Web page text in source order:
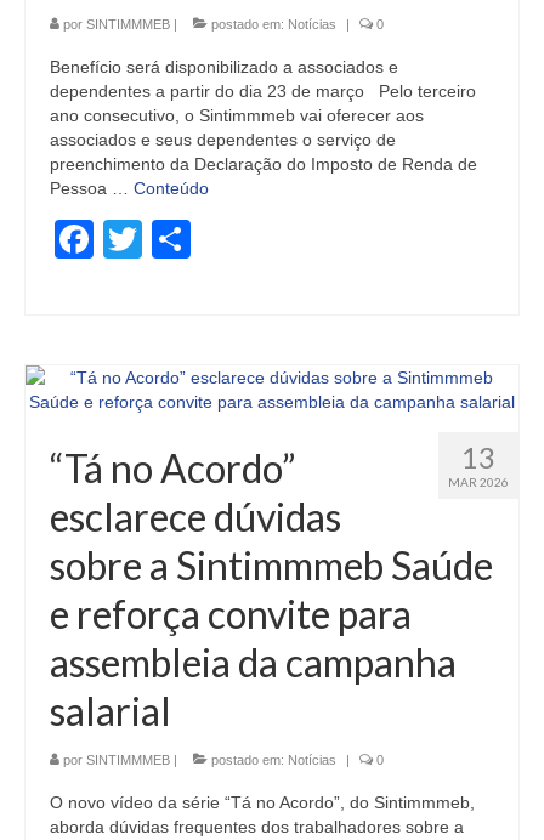
por SINTIMMMEB | postado em: Notícias | 0
Benefício será disponibilizado a associados e
dependentes a partir do dia 23 de março Pelo terceiro
ano consecutivo, o Sintimmmeb vai oferecer aos
associados e seus dependentes o serviço de
preenchimento da Declaração do Imposto de Renda de
Pessoa … Conteúdo
Facebook
Twitter
13
MAR 2026
“Tá no Acordo”
esclarece dúvidas
sobre a Sintimmmeb Saúde
e reforça convite para
assembleia da campanha
salarial
por SINTIMMMEB | postado em: Notícias | 0
O novo vídeo da série “Tá no Acordo”, do Sintimmmeb,
aborda dúvidas frequentes dos trabalhadores sobre a